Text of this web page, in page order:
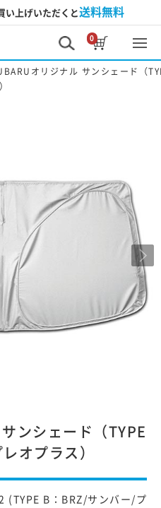
い上げいただくと送料無料
0
オリジナル サンシェード（
ンシェード（TYPE
オプラス）
(TYPE B：BRZ/サンバー/プ